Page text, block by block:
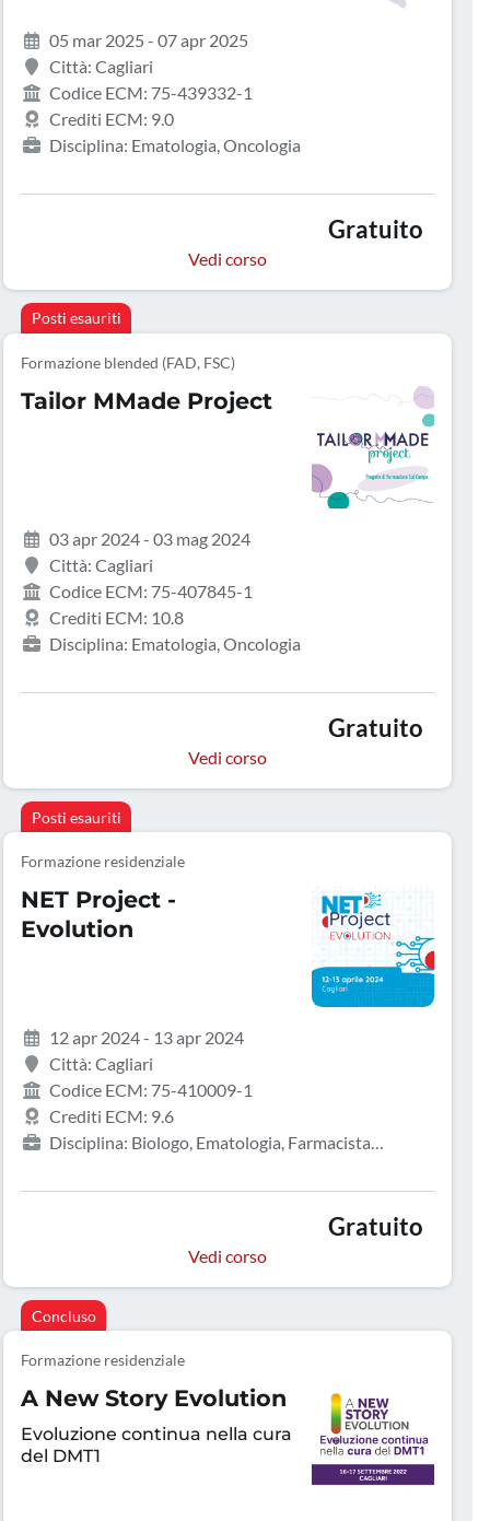
05 mar 2025 - 07 apr 2025
Città: Cagliari
Codice ECM: 75-439332-1
Crediti ECM: 9.0
Disciplina: Ematologia, Oncologia
Gratuito
Vedi corso
Posti esauriti
Formazione blended (FAD, FSC)
Tailor MMade Project
03 apr 2024 - 03 mag 2024
Città: Cagliari
Codice ECM: 75-407845-1
Crediti ECM: 10.8
Disciplina: Ematologia, Oncologia
Gratuito
Vedi corso
Posti esauriti
Formazione residenziale
NET Project -
Evolution
12 apr 2024 - 13 apr 2024
Città: Cagliari
Codice ECM: 75-410009-1
Crediti ECM: 9.6
Disciplina: Biologo, Ematologia, Farmacista
Gratuito
Vedi corso
Concluso
Formazione residenziale
A New Story Evolution
Evoluzione continua nella cura
del DMT1